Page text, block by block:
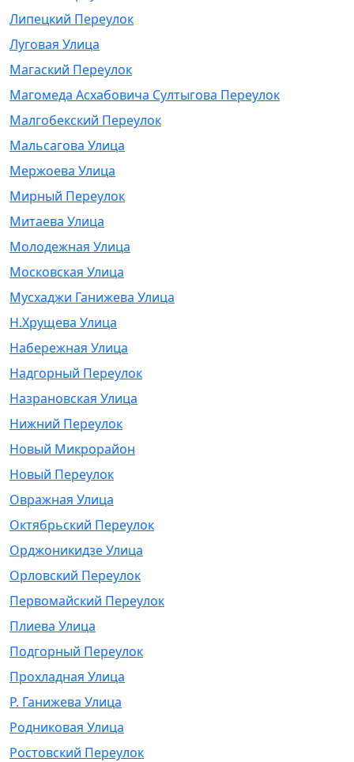
Липецкий Переулок
Луговая Улица
Магаский Переулок
Магомеда Асхабовича Султыгова Переулок
Малгобекский Переулок
Мальсагова Улица
Мержоева Улица
Мирный Переулок
Митаева Улица
Молодежная Улица
Московская Улица
Мусхаджи Ганижева Улица
Н.Хрущева Улица
Набережная Улица
Надгорный Переулок
Назрановская Улица
Нижний Переулок
Новый Микрорайон
Новый Переулок
Овражная Улица
Октябрьский Переулок
Орджоникидзе Улица
Орловский Переулок
Первомайский Переулок
Плиева Улица
Подгорный Переулок
Прохладная Улица
Р. Ганижева Улица
Родниковая Улица
Ростовский Переулок